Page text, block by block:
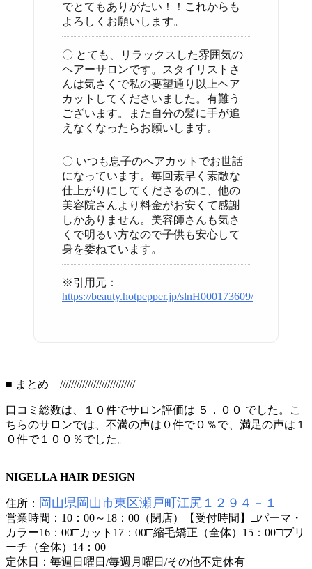
でとてもありがたい！！これからも
よろしくお願いします。
〇 とても、リラックスした雰囲気の
ヘアーサロンです。スタイリストさ
んは気さくで私の要望通り以上ヘア
カットしてくださいました。有難う
ございます。また自分の髪に手が追
えなくなったらお願いします。
〇 いつも息子のヘアカットでお世話
になっています。毎回素早く素敵な
仕上がりにしてくださるのに、他の
美容院さんより料金がお安くて感謝
しかありません。美容師さんも気さ
くで明るい方なので子供も安心して
身を委ねています。
※引用元：
https://beauty.hotpepper.jp/slnH000173609/
■ まとめ ///////////////////////////
口コミ総数は、１０件でサロン評価は ５．００ でした。こ
ちらのサロンでは、不満の声は０件で０％で、満足の声は１
０件で１００％でした。
NIGELLA HAIR DESIGN
住所： 岡山県岡山市東区瀬戸町江尻１２９４－１
営業時間：10：00～18：00（閉店）【受付時間】□パーマ・
カラー16：00□カット17：00□縮毛矯正（全体）15：00□ブリ
ーチ（全体）14：00
定休日：毎週日曜日/毎週月曜日/その他不定休有